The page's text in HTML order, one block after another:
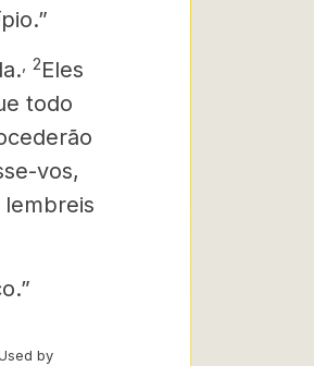
2Eles
todo
vos,
by